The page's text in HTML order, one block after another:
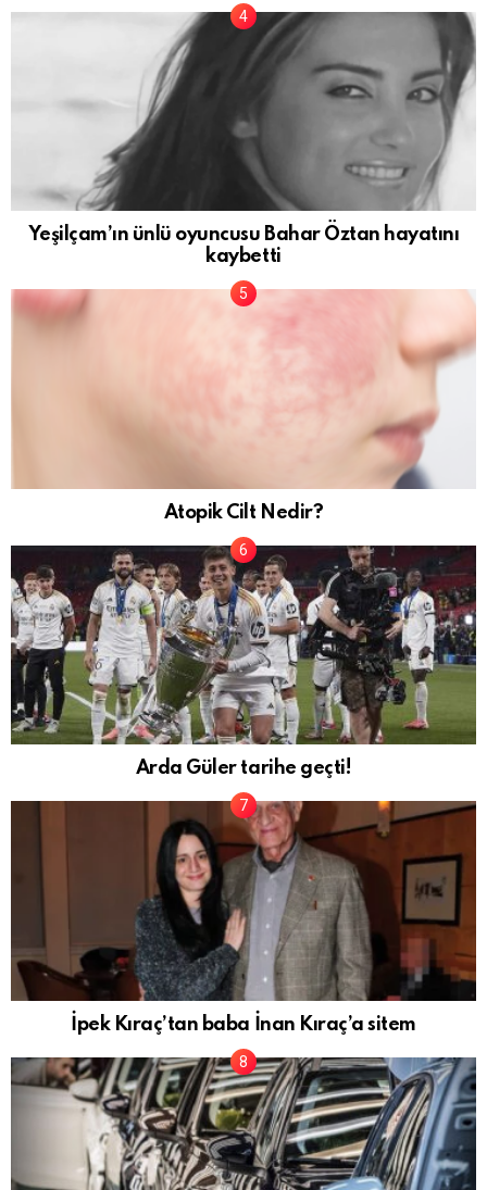
Yeşilçam’ın ünlü oyuncusu Bahar Öztan hayatını
kaybetti
Atopik Cilt Nedir?
Arda Güler tarihe geçti!
İpek Kıraç’tan baba İnan Kıraç’a sitem